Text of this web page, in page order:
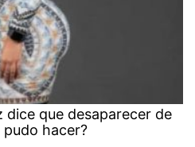
dice que desaparecer de
hacer?